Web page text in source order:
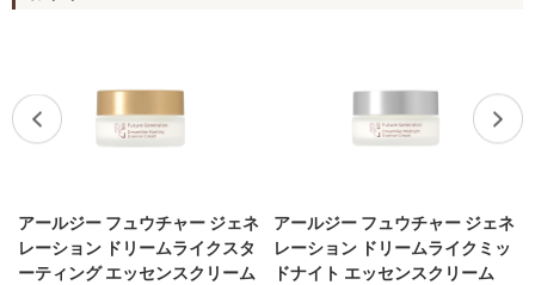
アールジー フュウチャー ジェネ
レーション ドリームライクスタ
ーティング エッセンスクリーム
アールジー フュウチャー ジェネ
レーション ドリームライクミッ
ドナイト エッセンスクリーム